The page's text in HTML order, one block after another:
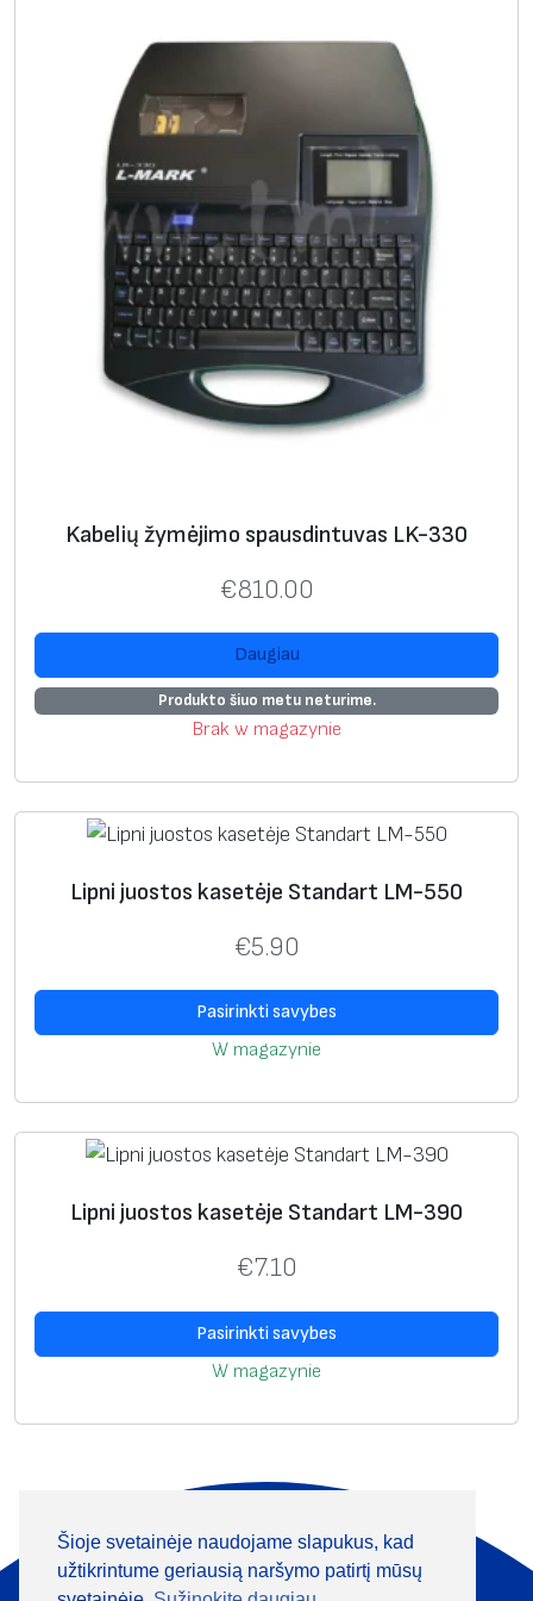
Kabelių žymėjimo spausdintuvas LK-330
€810.00
Daugiau
Produkto šiuo metu neturime.
Brak w magazynie
Lipni juostos kasetėje Standart LM-550
€5.90
Pasirinkti savybes
W magazynie
Lipni juostos kasetėje Standart LM-390
€7.10
Pasirinkti savybes
W magazynie
Apie mus
Produktai
Šioje svetainėje naudojame slapukus, kad
užtikrintume geriausią naršymo patirtį mūsų